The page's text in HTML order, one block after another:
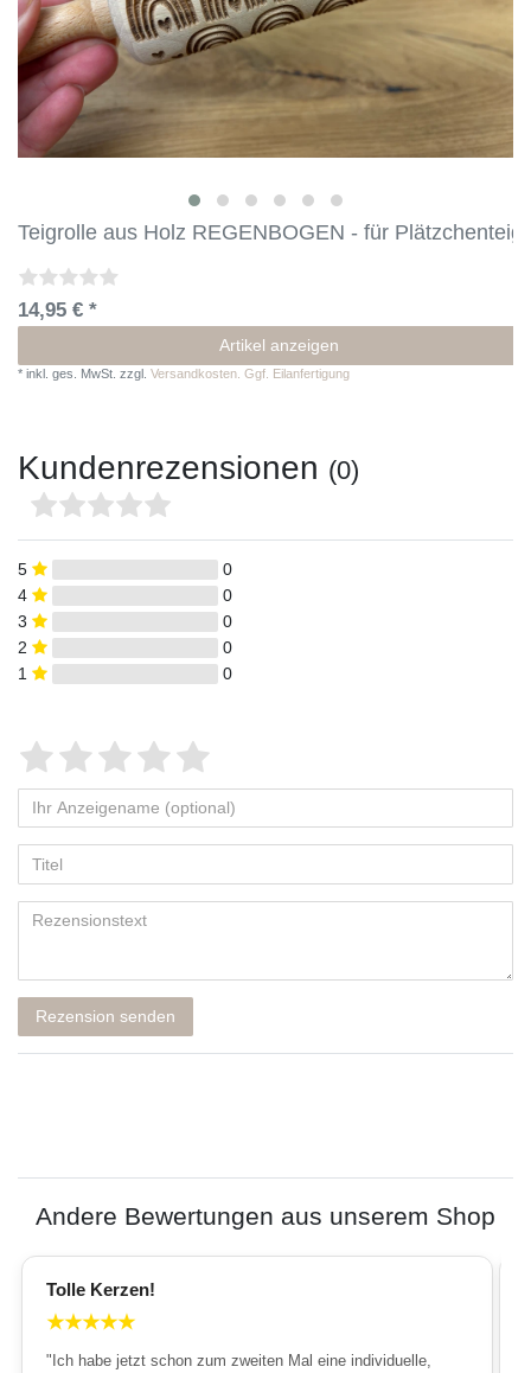
Teigrolle aus Holz REGENBOGEN - für Plätzchenteig
14,95 € *
Artikel anzeigen
* inkl. ges. MwSt. zzgl. Versandkosten. Ggf. Eilanfertigung
Kundenrezensionen (0)
5
0
4
0
3
0
2
0
1
0
Rezension senden
Andere Bewertungen aus unserem Shop
Tolle Kerzen!
★★★★★
"Ich habe jetzt schon zum zweiten Mal eine individuelle,